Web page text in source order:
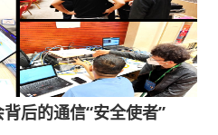
后的通信“安全使者”